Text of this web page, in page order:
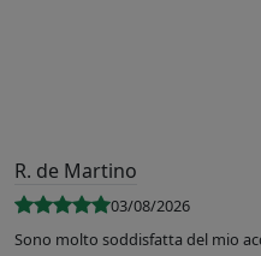
R. de Martino
03/08/2026
Sono molto soddisfatta del mio